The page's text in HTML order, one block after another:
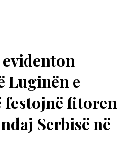
Luginën e
festojnë fitoren
Serbisë në